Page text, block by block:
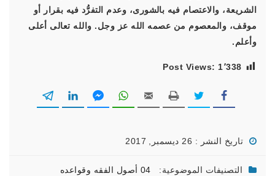
الشريعة، والاعتصام فيه بالشورى، وعدم التفرُّد فيه بقرار أو
موقف، والمعصوم من عصمه الله عز وجل. والله تعالى أعلى
وأعلم.
Post Views: 1٬338
تاريخ النشر : 26 ديسمبر, 2017
التصنيفات الموضوعية: 04 أصول الفقه وقواعده